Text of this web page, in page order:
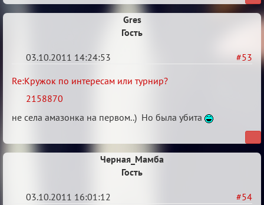
турнир?
Gres
Гость
#53
03.10.2011 14:24:53
Re:
Кружок
по
или
Re:Кружок по интересам или турнир?
2158870
не села амазонка на первом..) Но была убита
Черная_Мамба
Гость
#54
03.10.2011 16:01:12